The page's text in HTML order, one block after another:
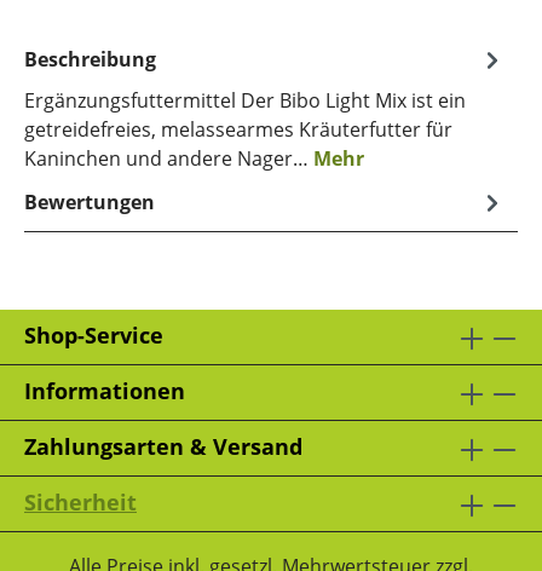
Beschreibung
Ergänzungsfuttermittel Der Bibo Light Mix ist ein
getreidefreies, melassearmes Kräuterfutter für
Kaninchen und andere Nager… Mehr
Bewertungen
Shop-Service
Informationen
Zahlungsarten & Versand
Sicherheit